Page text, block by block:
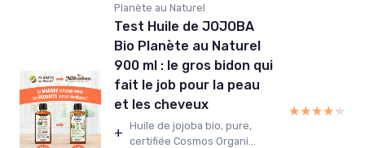
Planète au Naturel
Test Huile de JOJOBA
Bio Planète au Naturel
900 ml : le gros bidon qui
fait le job pour la peau
et les cheveux
+ Huile de jojoba bio, pure,
certifiée Cosmos Organi...
★★★★★
★★★★★